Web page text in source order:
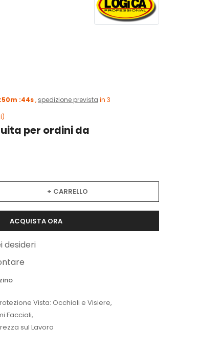
:43s, spedizione previstain 3 ,
per ordini da
+ CARRELLO
ACQUISTA ORA
desideri
Vista: Occhiali e Visiere,
Facciali,
sul Lavoro